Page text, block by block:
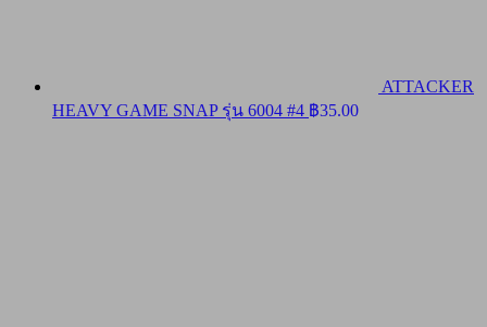
ATTACKER
HEAVY GAME SNAP รุ่น 6004 #4 ฿35.00